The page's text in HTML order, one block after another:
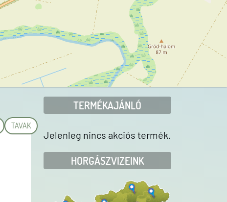
TAVAK
TERMÉKAJÁNLÓ
Jelenleg nincs akciós termék.
HORGÁSZVIZEINK